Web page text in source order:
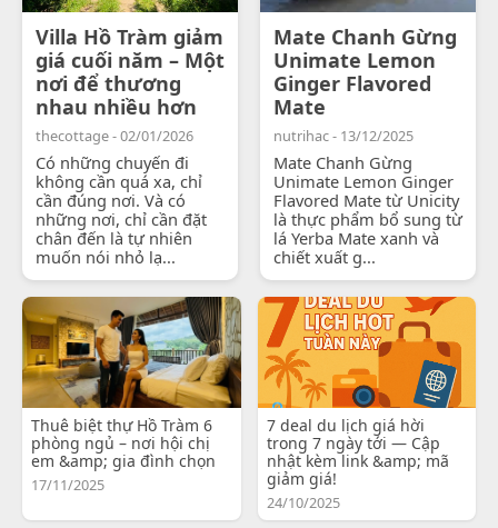
Villa Hồ Tràm giảm
giá cuối năm – Một
nơi để thương
nhau nhiều hơn
thecottage - 02/01/2026
Có những chuyến đi
không cần quá xa, chỉ
cần đúng nơi. Và có
những nơi, chỉ cần đặt
chân đến là tự nhiên
muốn nói nhỏ lạ...
Mate Chanh Gừng
Unimate Lemon
Ginger Flavored
Mate
nutrihac - 13/12/2025
Mate Chanh Gừng
Unimate Lemon Ginger
Flavored Mate từ Unicity
là thực phẩm bổ sung từ
lá Yerba Mate xanh và
chiết xuất g...
Thuê biệt thự Hồ Tràm 6
phòng ngủ – nơi hội chị
em &amp; gia đình chọn
17/11/2025
7 deal du lịch giá hời
trong 7 ngày tới — Cập
nhật kèm link &amp; mã
giảm giá!
24/10/2025